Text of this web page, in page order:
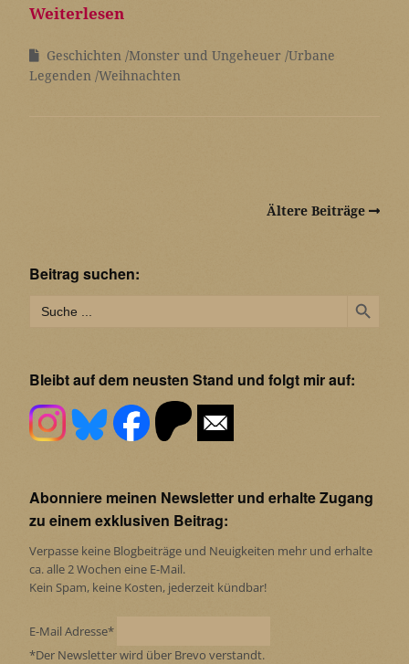
Weiterlesen
Geschichten Monster und Ungeheuer Urbane
Legenden Weihnachten
Ältere Beiträge
Beitrag suchen:
for:
Bleibt auf dem neusten Stand und folgt mir auf:
Abonniere meinen Newsletter und erhalte Zugang
zu einem exklusiven Beitrag:
Verpasse keine Blogbeiträge und Neuigkeiten mehr und erhalte
ca. alle 2 Wochen eine E-Mail.
Kein Spam, keine Kosten, jederzeit kündbar!
E-Mail Adresse*
*Der Newsletter wird über Brevo verstandt.